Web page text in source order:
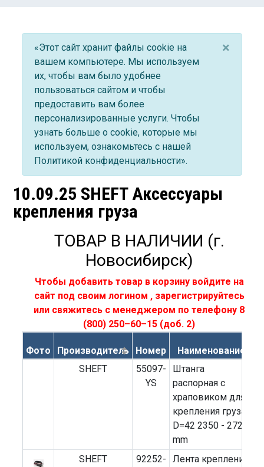
«Этот сайт хранит файлы cookie на
вашем компьютере. Мы используем
их, чтобы вам было удобнее
пользоваться сайтом и чтобы
предоставить вам более
персонализированные услуги. Чтобы
узнать больше о cookie, которые мы
используем, ознакомьтесь с нашей
Политикой конфиденциальности».
×
10.09.25 SHEFT Аксессуары
крепления груза
ТОВАР В НАЛИЧИИ (г.
Новосибирск)
Чтобы добавить товар в корзину войдите на
сайт под своим логином , зарегистрируйтесь
или свяжитесь с менеджером по телефону 8
(800) 250–60–15 (доб. 2)
Фото Производитель Номер
Наименование
SHEFT
55097-
YS
Штанга
распорная с
храповиком для
крепления груза
D=42 2350 - 2720
mm
SHEFT
92252-
Лента крепления